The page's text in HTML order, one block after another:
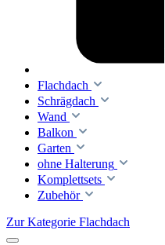
Flachdach
Schrägdach
Wand
Balkon
Garten
ohne Halterung
Komplettsets
Zubehör
Zur Kategorie Flachdach